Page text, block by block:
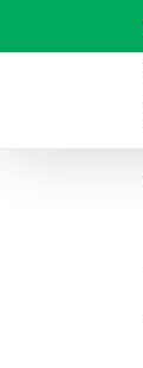
Inhalt